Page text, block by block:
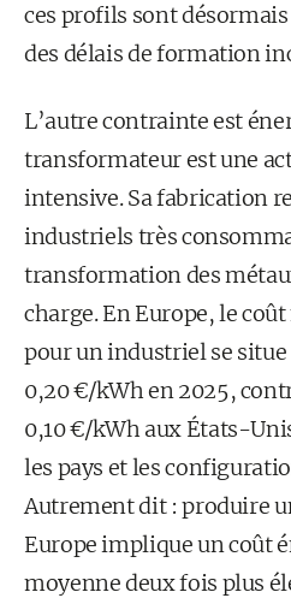
ces profils sont
des délais de formation
L’autre contrainte est
transformateur est une
intensive. Sa fabrication
industriels très
transformation des
charge. En Europe, le
pour un industriel se situe
0,20 €/kWh en 2025,
0,10 €/kWh aux États-
les pays et les
Autrement dit : produire
Europe implique un coût
moyenne deux fois plus